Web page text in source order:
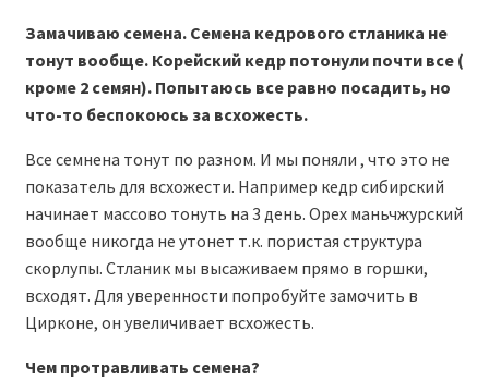
Замачиваю семена. Семена кедрового стланика не
тонут вообще. Корейский кедр потонули почти все (
кроме 2 семян). Попытаюсь все равно посадить, но
что-то беспокоюсь за всхожесть.
Все семнена тонут по разном. И мы поняли , что это не
показатель для всхожести. Например кедр сибирский
начинает массово тонуть на 3 день. Орех маньчжурский
вообще никогда не утонет т.к. пористая структура
скорлупы. Стланик мы высаживаем прямо в горшки,
всходят. Для уверенности попробуйте замочить в
Цирконе, он увеличивает всхожесть.
Чем протравливать семена?